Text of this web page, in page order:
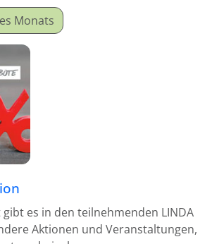
Sie einen Mitgabeartikel
Monats
es in den teilnehmenden LINDA
Aktionen und Veranstaltungen,